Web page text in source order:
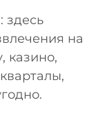
здесь
на
казино,